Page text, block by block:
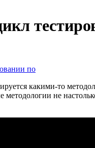
по
какими-то
не